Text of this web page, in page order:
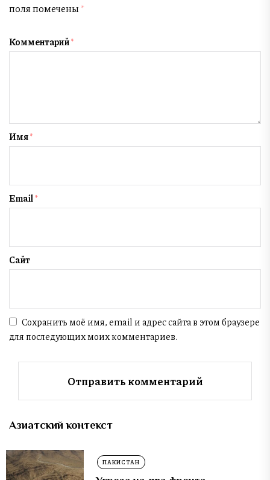
поля помечены *
Комментарий*
Имя*
Email*
Сайт
Сохранить моё имя, email и адрес сайта в этом браузере
для последующих моих комментариев.
Азиатский контекст
ПАКИСТАН